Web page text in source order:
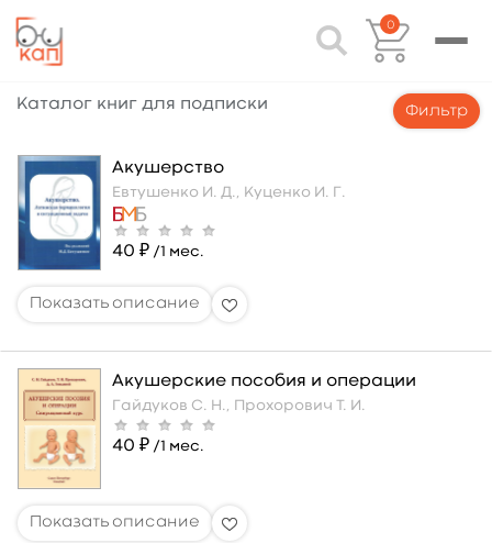
0
Каталог книг для подписки Фильтр
Акушерство
Евтушенко И. Д., Куценко И. Г.
40 ₽ /1 мес.
Акушерские пособия и операции
Гайдуков С. Н., Прохорович Т. И.
40 ₽ /1 мес.